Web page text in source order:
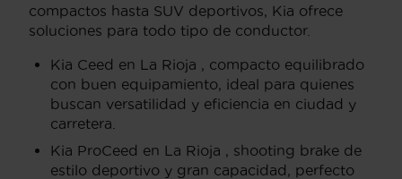
compactos hasta SUV deportivos, Kia ofrece
soluciones para todo tipo de conductor.
Kia Ceed en La Rioja , compacto equilibrado
con buen equipamiento, ideal para quienes
buscan versatilidad y eficiencia en ciudad y
carretera.
Kia ProCeed en La Rioja , shooting brake de
estilo deportivo y gran capacidad, perfecto